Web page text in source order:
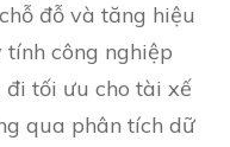
đỗ và tăng hiệu
công nghiệp
đi tối ưu cho tài xế
qua phân tích dữ